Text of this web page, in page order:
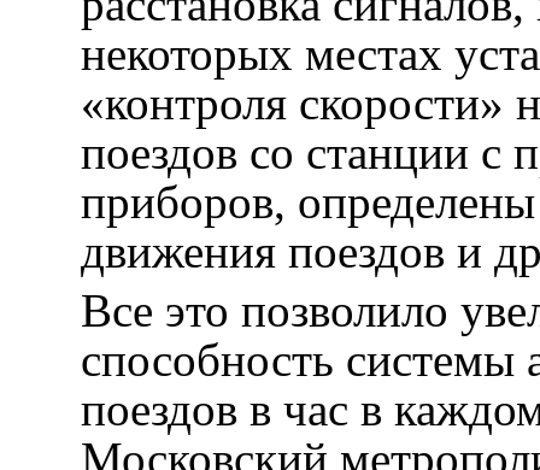
некоторых местах
«контроля скорости»
поездов со станции с
приборов,
движения поездов и
Все это позволило
способность системы
поездов в час в
Московский